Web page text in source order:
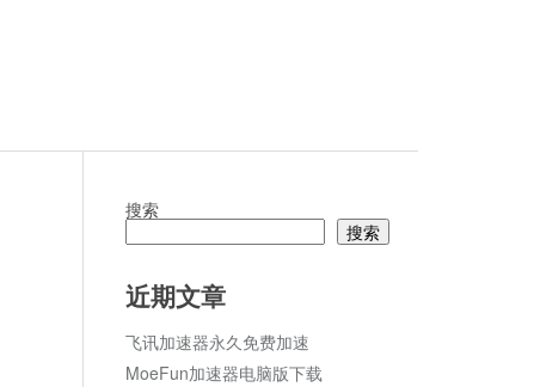
搜索
搜索
近期文章
飞讯加速器永久免费加速
MoeFun加速器电脑版下载